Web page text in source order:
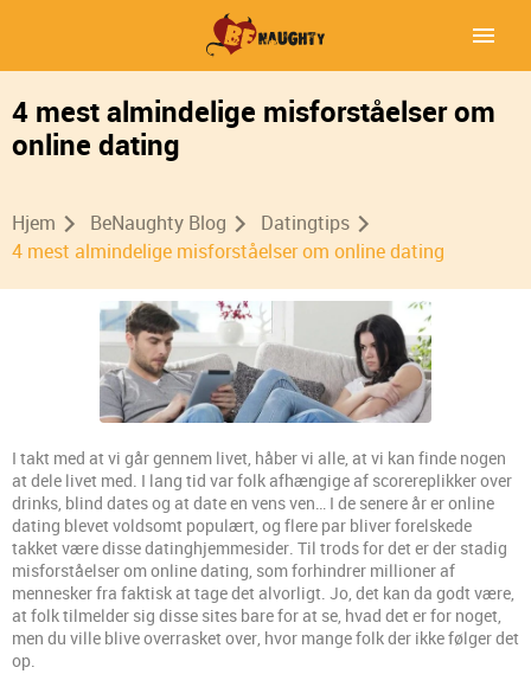
4 mest almindelige misforståelser om
online dating
Hjem BeNaughty Blog
Datingtips
4 mest almindelige misforståelser om online dating
I takt med at vi går gennem livet, håber vi alle, at vi kan finde nogen
at dele livet med. I lang tid var folk afhængige af scorereplikker over
drinks, blind dates og at date en vens ven… I de senere år er online
dating blevet voldsomt populært, og flere par bliver forelskede
takket være disse datinghjemmesider. Til trods for det er der stadig
misforståelser om online dating, som forhindrer millioner af
mennesker fra faktisk at tage det alvorligt. Jo, det kan da godt være,
at folk tilmelder sig disse sites bare for at se, hvad det er for noget,
men du ville blive overrasket over, hvor mange folk der ikke følger det
op.